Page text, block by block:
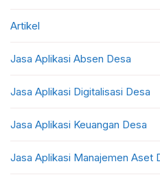
Artikel
Jasa Aplikasi Absen Desa
Jasa Aplikasi Digitalisasi Desa
Jasa Aplikasi Keuangan Desa
Jasa Aplikasi Manajemen Aset